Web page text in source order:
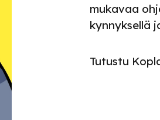
mukavaa
kynnyksellä
Tutustu